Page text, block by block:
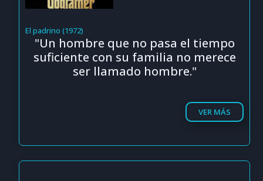
El padrino (1972)
"Un hombre que no pasa el tiempo
suficiente con su familia no merece
ser llamado hombre."
VER MÁS